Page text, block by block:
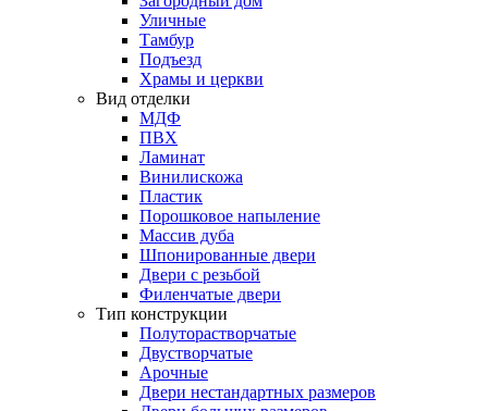
Уличные
Тамбур
Подъезд
Храмы и церкви
Вид отделки
МДФ
ПВХ
Ламинат
Винилискожа
Пластик
Порошковое напыление
Массив дуба
Шпонированные двери
Двери с резьбой
Филенчатые двери
Тип конструкции
Полуторастворчатые
Двустворчатые
Арочные
Двери нестандартных размеров